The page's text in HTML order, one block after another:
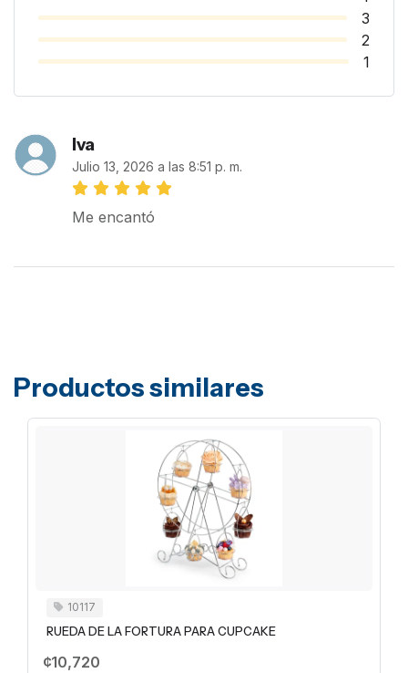
3
2
1
Iva
Julio 13, 2026 a las 8:51 p. m.
Me encantó
Productos similares
10117
RUEDA DE LA FORTURA PARA CUPCAKE
¢10,720